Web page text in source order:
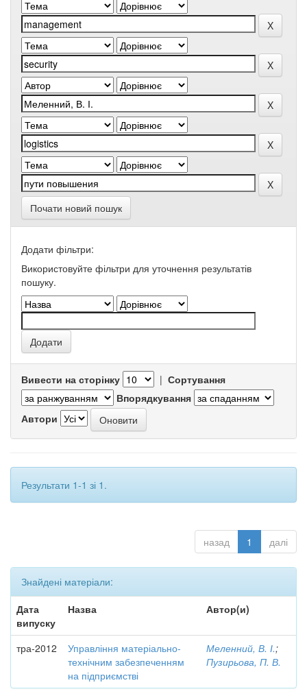
Почати новий пошук
Додати фільтри:
Використовуйте фільтри для уточнення результатів
пошуку.
Вивести на сторінку | Сортування
Впорядкування
Автори
Результати 1-1 зі 1.
назад 1 далі
Знайдені матеріали:
Дата
випуску
Назва Автор(и)
тра-2012
Управління матеріально-
технічним забезпеченням
на підприємстві
Меленний, В. І.;
Пузирьова, П. В.